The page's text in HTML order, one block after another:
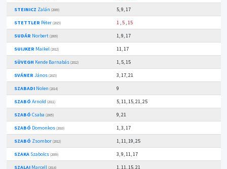
STEINICZ Zalán (2009)
5, 9, 17
STETTLER Péter (2015) 1,5,15
SUDÁR Norbert (2009)
1, 9, 17
SUIJKER Maikel (2012)
11, 17
SÜVEGH Kende Barnabás (2012)
1, 5, 15
SVÁNER János (2015)
3, 17, 21
SZABADINolen (2014)
9
SZABÓ Arnold (2011)
5, 11, 15, 21, 25
SZABÓ Csaba (2005)
9, 21
SZABÓ Domonkos (2010)
1, 3, 17
SZABÓ Zsombor (2012)
1, 11, 19, 25
SZAKASzabolcs (2009)
3, 9, 11, 17
SZALAIMarcell (2014)
1, 11, 15, 21